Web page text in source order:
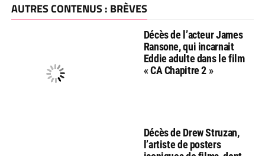
AUTRES CONTENUS : BRÈVES
Décès de l’acteur James
Ransone, qui incarnait
Eddie adulte dans le film
« CA Chapitre 2 »
Décès de Drew Struzan,
l’artiste de posters